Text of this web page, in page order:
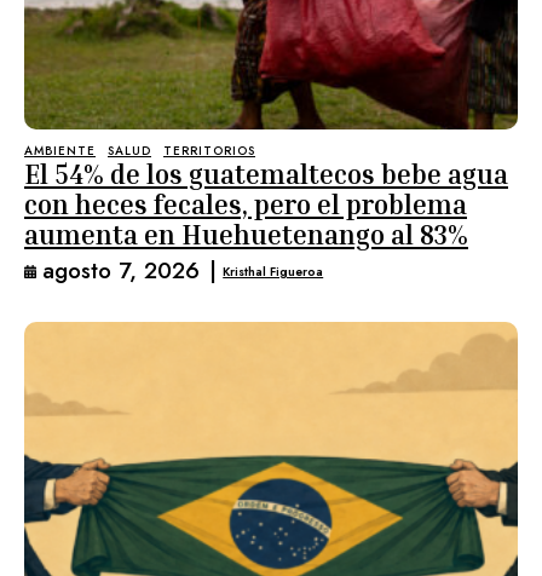
AMBIENTE SALUD TERRITORIOS
El 54% de los guatemaltecos bebe agua
con heces fecales, pero el problema
aumenta en Huehuetenango al 83%
agosto 7, 2026 | Kristhal Figueroa